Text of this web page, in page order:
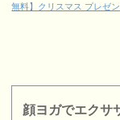
無料】クリスマス プレゼ
顔ヨガでエクサ